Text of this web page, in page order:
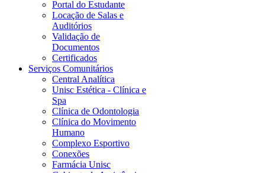
Portal do Estudante
Locação de Salas e
Auditórios
Validação de
Documentos
Certificados
Serviços Comunitários
Central Analítica
Unisc Estética - Clínica e
Spa
Clínica de Odontologia
Clínica do Movimento
Humano
Complexo Esportivo
Conexões
Farmácia Unisc